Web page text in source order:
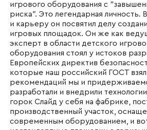
игрового оборудования с
риска". Это легендарная личность.
и карьеру он посвятил делу
игровых площадок. Он же как
эксперт в области детского
оборудования стоял у истоков
Европейских директив
которые наш российский ГОСТ взял
рекомендаций мы и
разработали и внедрили
горок Слайд у себя на фабрике,
производственный участок,
современным оборудованием, и